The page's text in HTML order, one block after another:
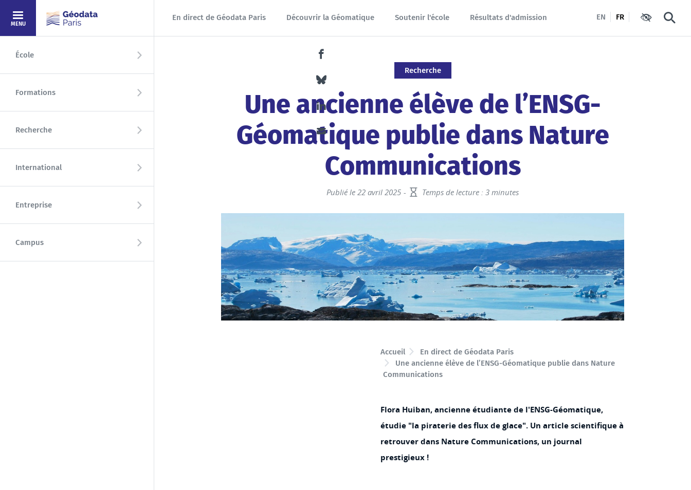
Aller au contenu principal
MENU
École
Formations
Recherche
International
Entreprise
Campus
En direct de Géodata Paris Découvrir la Géomatique Soutenir l'école Résultats d'admission EN FR
Paramètres
Recherche
Une ancienne élève de l’ENSG-
Géomatique publie dans Nature
Communications
Publié le 22 avril 2025 Temps de lecture : 3 minutes
Accueil
En direct de Géodata Paris
Une ancienne élève de l’ENSG-Géomatique publie dans Nature
Communications
Partager ce contenu sur Facebook
Partager ce contenu sur Bluesky
Partager ce contenu sur LinkedIn
Partager ce contenu par email
Flora Huiban, ancienne étudiante de l'ENSG-Géomatique,
étudie "la piraterie des flux de glace". Un article scientifique à
retrouver dans Nature Communications, un journal
prestigieux !